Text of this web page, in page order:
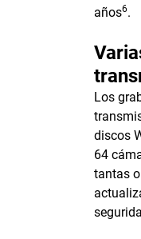
años6.
Los
discos
64
tantas